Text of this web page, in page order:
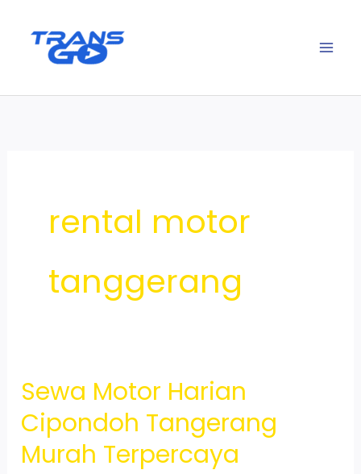
rental motor
tanggerang
Sewa Motor Harian
Cipondoh Tangerang
Murah Terpercaya